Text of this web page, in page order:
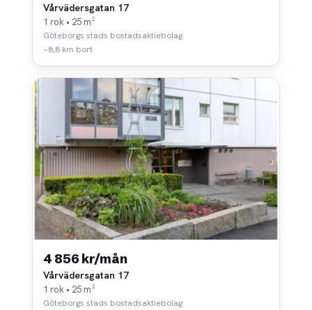
Vårvädersgatan 17
1 rok • 25 m²
Göteborgs stads bostadsaktiebolag
~8,8 km bort
4 856 kr/mån
Vårvädersgatan 17
1 rok • 25 m²
Göteborgs stads bostadsaktiebolag